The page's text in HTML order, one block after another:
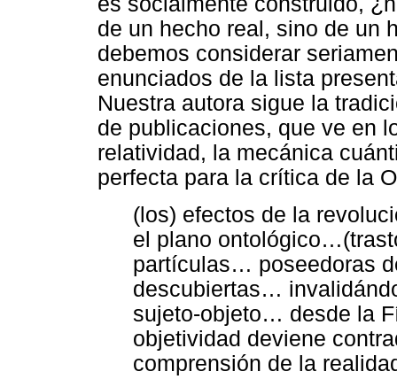
de un hecho real, sino de un
debemos considerar
enunciados de la lista
Nuestra autora sigue la
de publicaciones, que ve en
relatividad, la mecánica
perfecta para la crítica de la
(los) efectos de la
el plano
partículas… poseedoras
descubiertas…
sujeto-objeto… desde la
objetividad deviene
comprensión de la